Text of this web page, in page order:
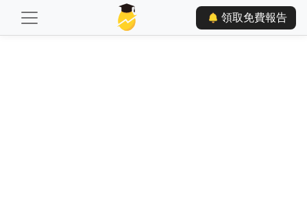
領取免費報告